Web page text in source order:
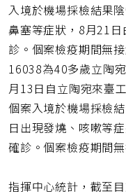
入境於機場採檢結果
鼻塞等症狀，8月21
診。個案檢疫期間無
16038為40多歲立陶
月13日自立陶宛來臺
個案入境於機場採檢
日出現發燒、咳嗽等
確診。個案檢疫期間
指揮中心統計，截至